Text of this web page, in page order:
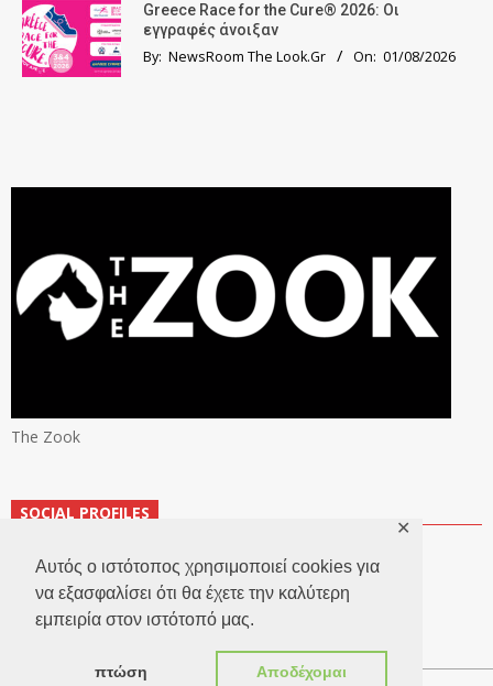
Αυτός ο ιστότοπος χρησιμοποιεί cookies για
να εξασφαλίσει ότι θα έχετε την καλύτερη
εμπειρία στον ιστότοπό μας.
πτώση Αποδέχομαι
✕
Greece Race for the Cure® 2026: Οι
εγγραφές άνοιξαν
By: NewsRoom The Look.Gr On: 01/08/2026
The Zook
SOCIAL PROFILES